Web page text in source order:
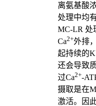
离氨基酸
处理中均
MC-LR 处
Ca2+外排
起持续的K
还会导致
过Ca2+-
摄取是在
激活。因